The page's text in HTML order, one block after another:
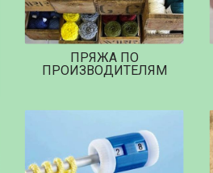
ПРЯЖА ПО
ПРОИЗВОДИТЕЛЯМ